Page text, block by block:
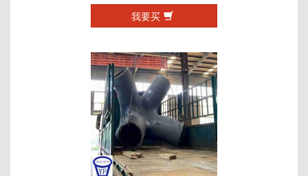
我要买